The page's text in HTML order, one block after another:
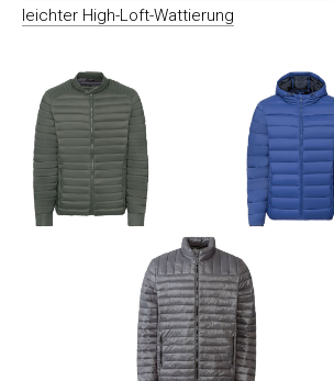
leichter High-Loft-Wattierung